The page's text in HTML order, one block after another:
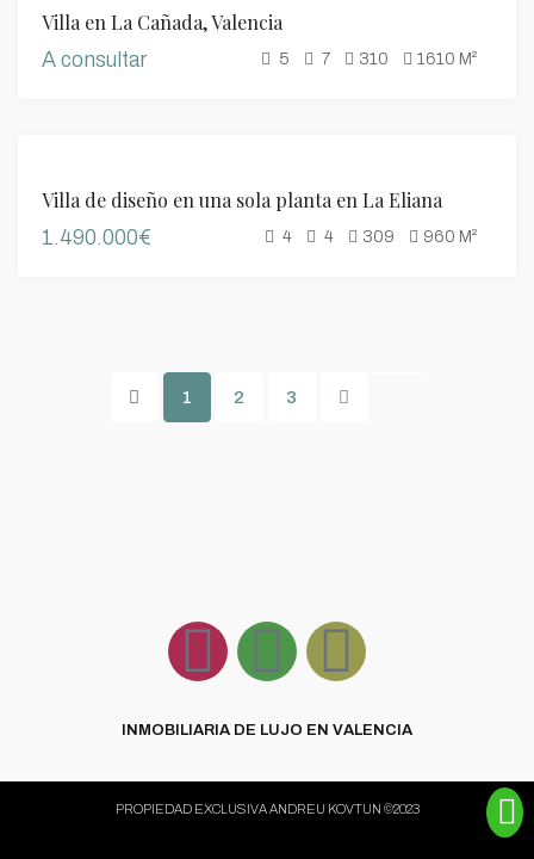
Villa en La Cañada, Valencia
A consultar 5 7 310 1610 M²
Villa de diseño en una sola planta en La Eliana
1.490.000€ 4 4 309 960 M²
1 2 3
INMOBILIARIA DE LUJO EN VALENCIA
PROPIEDAD EXCLUSIVA ANDREU KOVTUN ©2023